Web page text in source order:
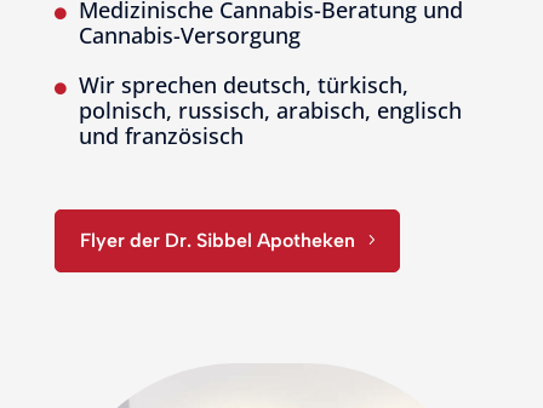

Medizinische Cannabis-Beratung und
Cannabis-Versorgung

Wir sprechen deutsch, türkisch,
polnisch, russisch, arabisch, englisch
und französisch
Flyer der Dr. Sibbel Apotheken